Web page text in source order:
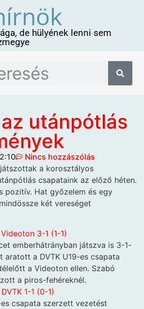
de hülyének lenni sem
utánpótlás
Nincs hozzászólás
a korosztályos
csapataink az előző héten.
pozitív. Hat győzelem és egy
két vereséget
3-1 (1-1)
emberhátrányban játszva is 3-1-
aratott a DVTK U19-es csapata
a Videoton ellen. Szabó
a piros-fehéreknél.
1-1 (0-1)
es csapata szerzett vezetést